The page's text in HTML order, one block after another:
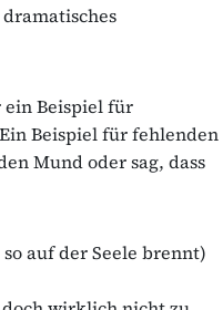
Beispiel für
Beispiel für fehlenden
Mund oder sag, dass
auf der Seele brennt)